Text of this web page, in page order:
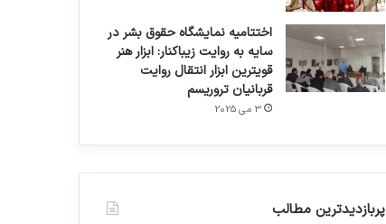
اختتامیه نمایشگاه حقوق بشر در
سایه به روایت زیباکنار: ابزار هنر
قویترین ابزار انتقال روایت
قربانیان تروریسم
3 می 2025
پربازدیدترین مطالب